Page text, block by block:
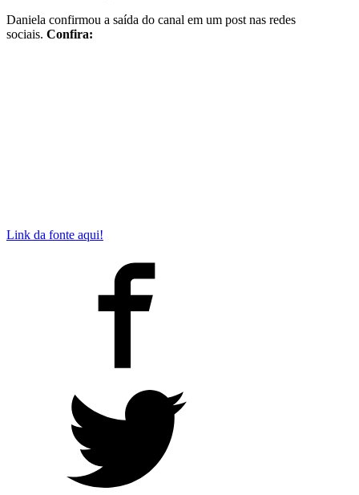
Daniela confirmou a saída do canal em um post nas redes
sociais. Confira:
Link da fonte aqui!